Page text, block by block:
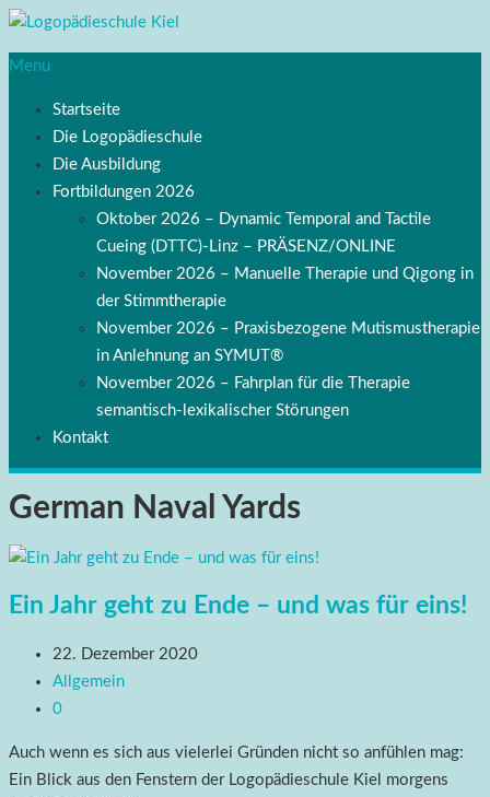
Menu
Startseite
Die Logopädieschule
Die Ausbildung
Fortbildungen 2026
Oktober 2026 – Dynamic Temporal and Tactile
Cueing (DTTC)-Linz – PRÄSENZ/ONLINE
November 2026 – Manuelle Therapie und Qigong in
der Stimmtherapie
November 2026 – Praxisbezogene Mutismustherapie
in Anlehnung an SYMUT®
November 2026 – Fahrplan für die Therapie
semantisch-lexikalischer Störungen
Kontakt
German Naval Yards
Ein Jahr geht zu Ende – und was für eins!
22. Dezember 2020
Allgemein
0
Auch wenn es sich aus vielerlei Gründen nicht so anfühlen mag:
Ein Blick aus den Fenstern der Logopädieschule Kiel morgens